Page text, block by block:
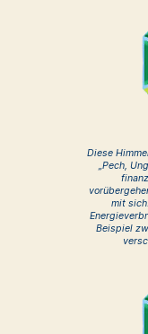
Diese
„Pech,
mit
Beispiel